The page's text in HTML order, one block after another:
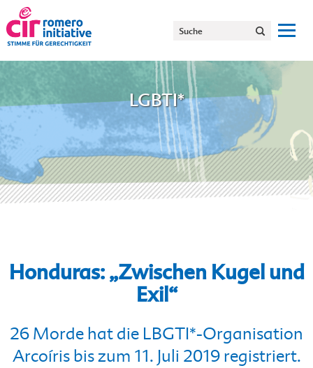
LGBTI*
Honduras: „Zwischen Kugel und
Exil“
26 Morde hat die LBGTI*-Organisation
Arcoíris bis zum 11. Juli 2019 registriert.